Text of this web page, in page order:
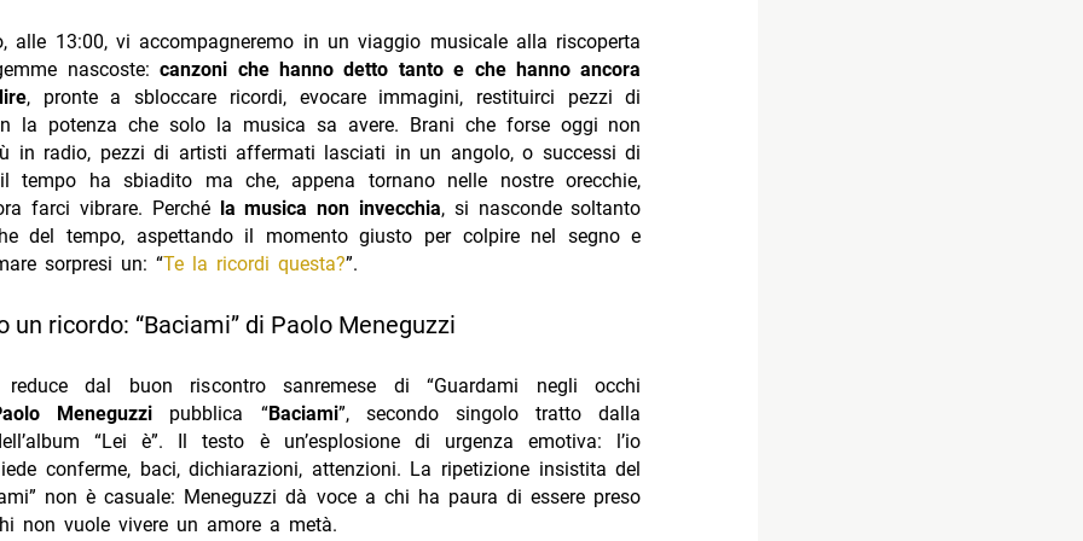
alle 13:00, vi accompagneremo in un viaggio musicale alla riscoperta
nascoste:canzoni che hanno detto tanto e che hanno ancora
, pronte a sbloccare ricordi, evocare immagini, restituirci pezzi di
la potenza che solo la musica sa avere. Brani che forse oggi non
in radio, pezzi di artisti affermati lasciati in un angolo, o successi di
tempo ha sbiadito ma che, appena tornano nelle nostre orecchie,
farci vibrare. Perché
la musica non invecchia, si nasconde soltanto
del tempo, aspettando il momento giusto per colpire nel segno e
sorpresi un: “Te la ricordi questa?”.
un ricordo: “Baciami” di Paolo Meneguzzi
dal buon riscontro sanremese di “Guardami negli occhi
Meneguzzi pubblica “Baciami”, secondo singolo tratto dalla
“Lei è”. Il testo è un’esplosione di urgenza emotiva: l’io
conferme, baci, dichiarazioni, attenzioni. La ripetizione insistita del
non è casuale: Meneguzzi dà voce a chi ha paura di essere preso
non vuole vivere un amore a metà.